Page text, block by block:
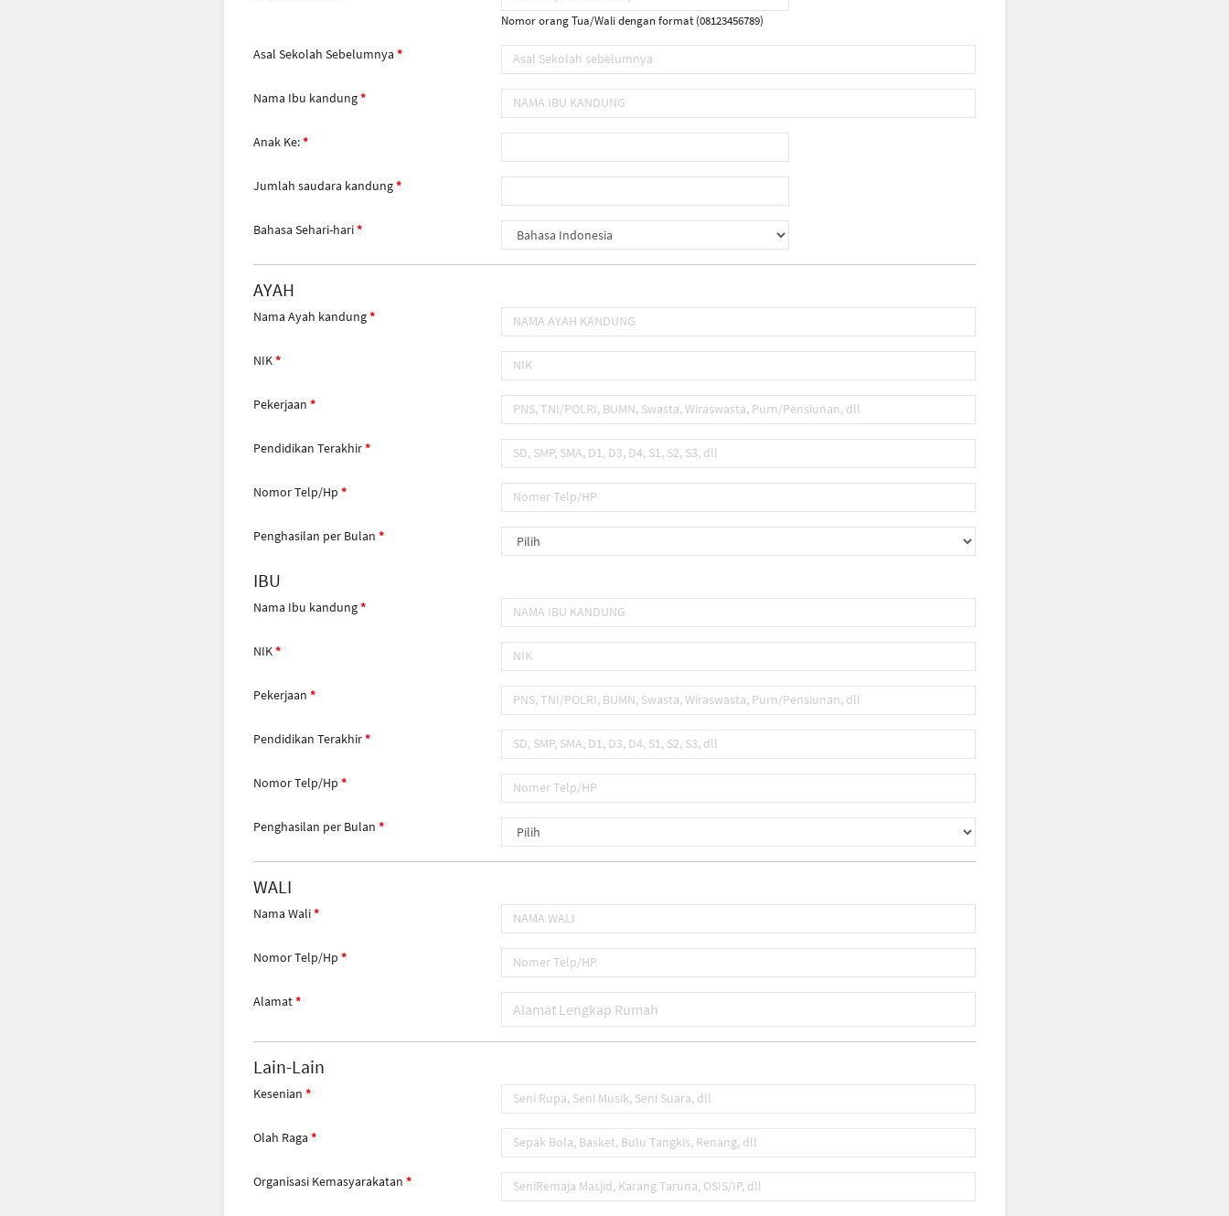
Nomor orang Tua/Wali dengan format (08123456789)
Asal Sekolah Sebelumnya
Nama Ibu kandung
Anak Ke:
Jumlah saudara kandung
Bahasa Sehari-hari
AYAH
Nama Ayah kandung
NIK
Pekerjaan
Pendidikan Terakhir
Nomor Telp/Hp
Penghasilan per Bulan
IBU
Nama Ibu kandung
NIK
Pekerjaan
Pendidikan Terakhir
Nomor Telp/Hp
Penghasilan per Bulan
WALI
Nama Wali
Nomor Telp/Hp
Alamat
Lain-Lain
Kesenian
Olah Raga
Organisasi Kemasyarakatan